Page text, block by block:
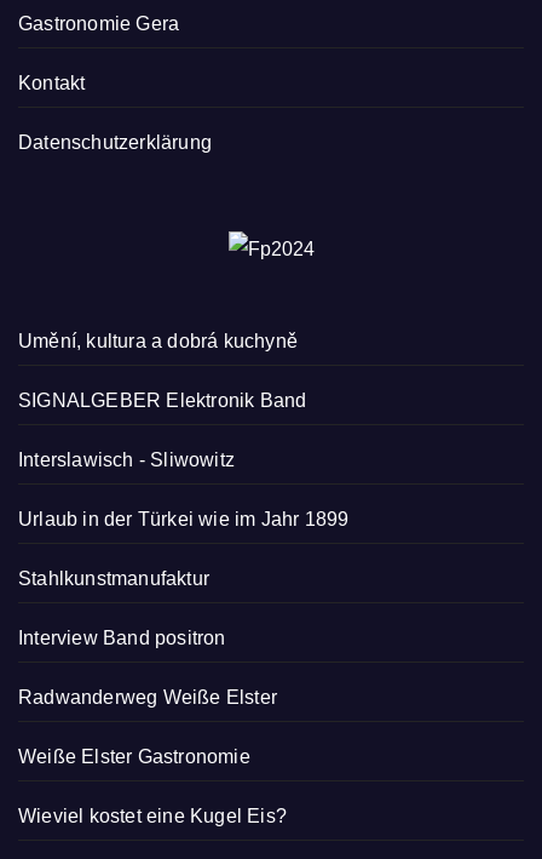
Gastronomie Gera
Kontakt
Datenschutzerklärung
Umění, kultura a dobrá kuchyně
SIGNALGEBER Elektronik Band
Interslawisch - Sliwowitz
Urlaub in der Türkei wie im Jahr 1899
Stahlkunstmanufaktur
Interview Band positron
Radwanderweg Weiße Elster
Weiße Elster Gastronomie
Wieviel kostet eine Kugel Eis?